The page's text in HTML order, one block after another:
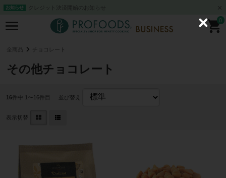
お知らせ クレジット決済開始のお知らせ
0
全商品 チョコレート
その他チョコレート
16件中 1〜16件目 並び替え
表示切替
C